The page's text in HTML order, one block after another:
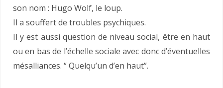
son nom : Hugo Wolf, le loup.
Il a souffert de troubles psychiques.
Il y est aussi question de niveau social, être en haut
ou en bas de l’échelle sociale avec donc d’éventuelles
mésalliances. “ Quelqu’un d’en haut”.